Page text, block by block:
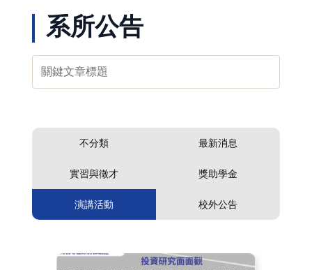
系所公告
不分類 最新消息
實習與徵才 獎助學金
演講活動 校外公告